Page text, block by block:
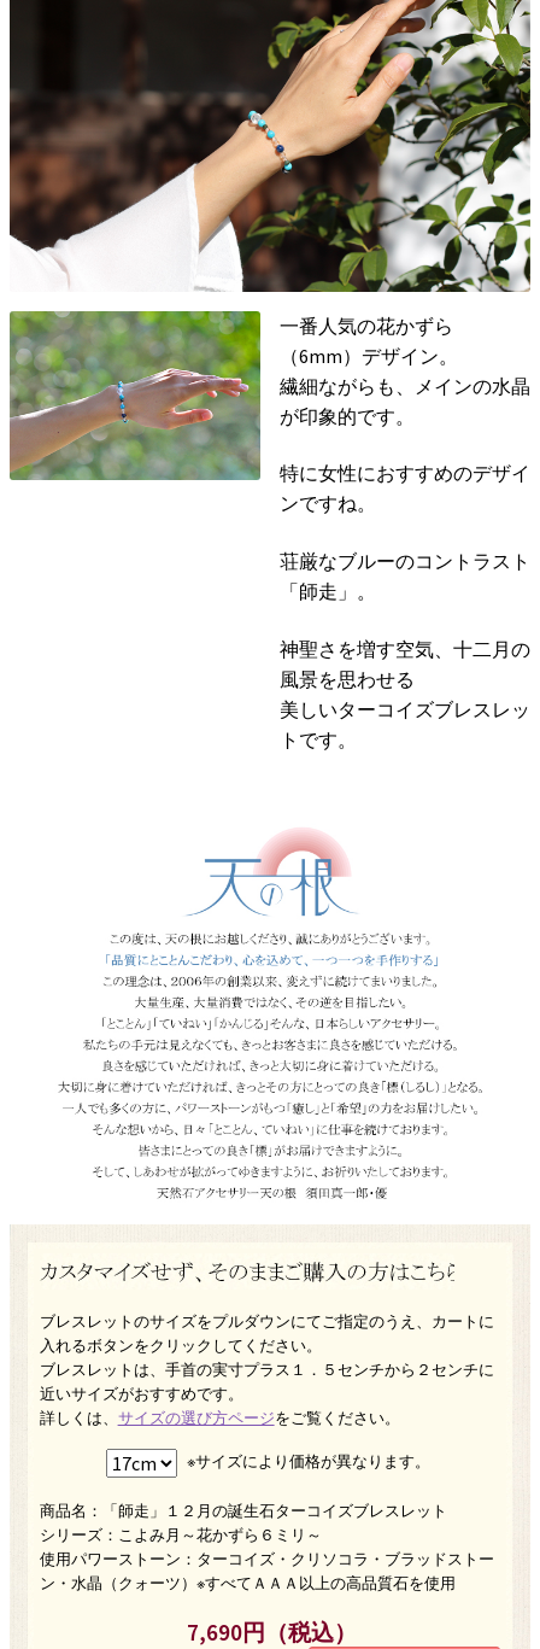
一番人気の花かずら
（6mm）デザイン。
繊細ながらも、メインの水晶
が印象的です。
特に女性におすすめのデザイ
ンですね。
荘厳なブルーのコントラスト
「師走」。
神聖さを増す空気、十二月の
風景を思わせる
美しいターコイズブレスレッ
トです。
ブレスレットのサイズをプルダウンにてご指定のうえ、カートに
入れるボタンをクリックしてください。
ブレスレットは、手首の実寸プラス１．５センチから２センチに
近いサイズがおすすめです。
詳しくは、 サイズの選び方ページをご覧ください。
※サイズにより価格が異なります。
商品名：「師走」１２月の誕生石ターコイズブレスレット
シリーズ：こよみ月～花かずら６ミリ～
使用パワーストーン：ターコイズ・クリソコラ・ブラッドストー
ン・水晶（クォーツ）※すべてＡＡＡ以上の高品質石を使用
7,690円（税込）